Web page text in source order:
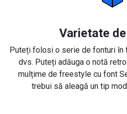
Varietate
Puteți folosi o serie de fonturi
dvs. Puteți adăuga o notă
mulțime de freestyle cu font
trebui să aleagă un tip